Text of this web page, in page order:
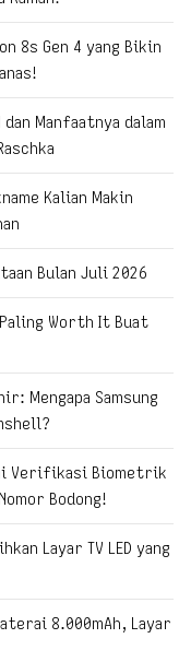
8s Gen 4 yang Bikin
Manfaatnya dalam
Kalian Makin
Bulan Juli 2026
Paling Worth It Buat
Mengapa Samsung
Verifikasi Biometrik
Bodong!
Layar TV LED yang
8.000mAh, Layar